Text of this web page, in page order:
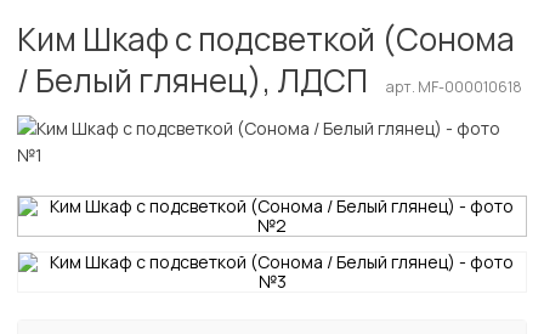
Ким Шкаф с подсветкой (Сонома
/ Белый глянец), ЛДСП
арт. MF-000010618